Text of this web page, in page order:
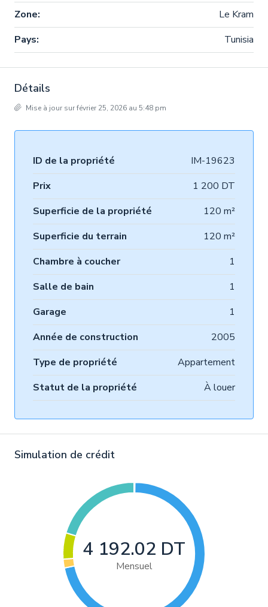
Zone:
Le Kram
Pays:
Tunisia
Détails
Mise à jour sur février 25, 2026 au 5:48 pm
ID de la propriété
IM-19623
Prix
1 200 DT
Superficie de la propriété
120 m²
Superficie du terrain
120 m²
Chambre à coucher
1
Salle de bain
1
Garage
1
Année de construction
2005
Type de propriété
Appartement
Statut de la propriété
À louer
Simulation de crédit
4 192.02 DT
Mensuel